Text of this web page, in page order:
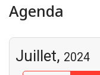
Agenda
Juillet, 2024